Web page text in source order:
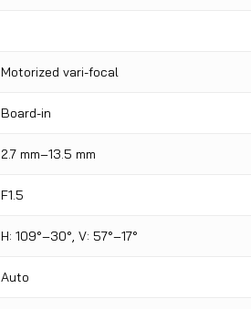
Motorized vari-focal
Board-in
2.7 mm–13.5 mm
F1.5
H: 109°–30°, V: 57°–17°
Auto